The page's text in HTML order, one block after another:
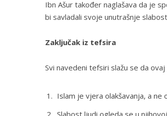
Ibn Ašur također naglašava da je
bi savladali svoje unutrašnje
Zaključak iz tefsira
Svi navedeni tefsiri slažu se da
Islam je vjera olakšavanja, a
Slabost ljudi ogleda se u